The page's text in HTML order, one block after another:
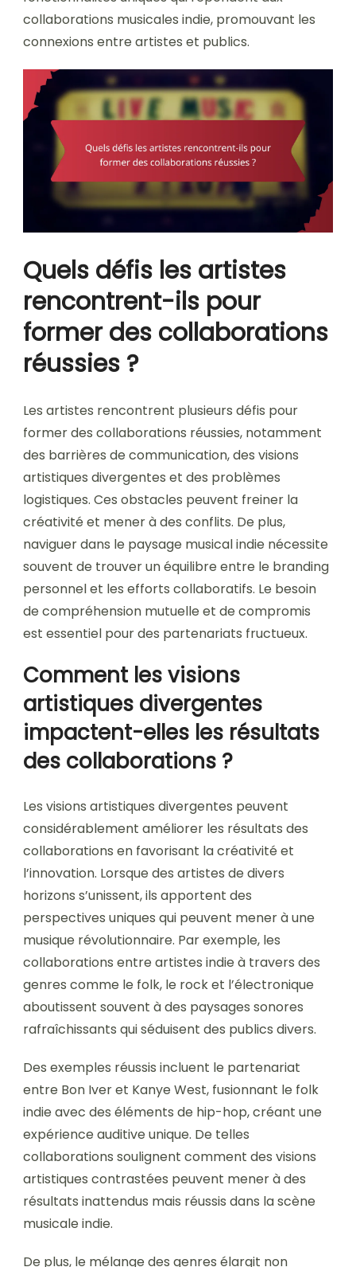
collaborations musicales indie, promouvant les
connexions entre artistes et publics.
Quels défis les artistes
rencontrent-ils pour
former des collaborations
réussies ?
Les artistes rencontrent plusieurs défis pour
former des collaborations réussies, notamment
des barrières de communication, des visions
artistiques divergentes et des problèmes
logistiques. Ces obstacles peuvent freiner la
créativité et mener à des conflits. De plus,
naviguer dans le paysage musical indie nécessite
souvent de trouver un équilibre entre le branding
personnel et les efforts collaboratifs. Le besoin
de compréhension mutuelle et de compromis
est essentiel pour des partenariats fructueux.
Comment les visions
artistiques divergentes
impactent-elles les résultats
des collaborations ?
Les visions artistiques divergentes peuvent
considérablement améliorer les résultats des
collaborations en favorisant la créativité et
l’innovation. Lorsque des artistes de divers
horizons s’unissent, ils apportent des
perspectives uniques qui peuvent mener à une
musique révolutionnaire. Par exemple, les
collaborations entre artistes indie à travers des
genres comme le folk, le rock et l’électronique
aboutissent souvent à des paysages sonores
rafraîchissants qui séduisent des publics divers.
Des exemples réussis incluent le partenariat
entre Bon Iver et Kanye West, fusionnant le folk
indie avec des éléments de hip-hop, créant une
expérience auditive unique. De telles
collaborations soulignent comment des visions
artistiques contrastées peuvent mener à des
résultats inattendus mais réussis dans la scène
musicale indie.
De plus, le mélange des genres élargit non